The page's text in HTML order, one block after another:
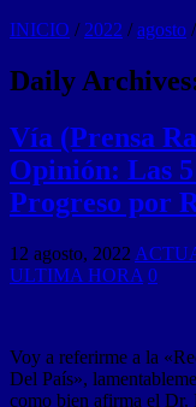
INICIO / 2022 / agosto /
Daily
Vía (Prensa
Opinión: Las
Progreso por
12 agosto, 2022
ULTIMA HORA 0
Voy a referirme a la
Del País»,
como bien afirma el Dr.